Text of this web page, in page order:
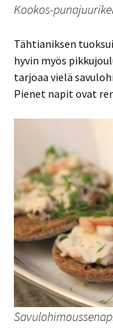
Kookos-
Tähtianiksen
hyvin myös
tarjoaa vielä
Pienet napit ovat